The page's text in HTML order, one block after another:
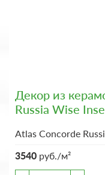
Декор из
Russia Wise
Atlas Concorde
3540 руб./м²